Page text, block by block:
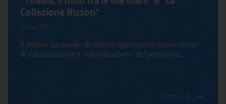
Collezione Rizzon"
28 July 2022
Il Museo nazionale di Matera sperimenta nuove forme
di valorizzazione e comunicazione del patrimoni...
CONTINUA